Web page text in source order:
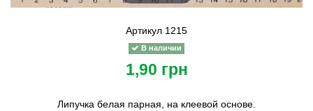
Артикул 1215
В наличии
1,90 грн
Липучка белая парная, на клеевой основе.